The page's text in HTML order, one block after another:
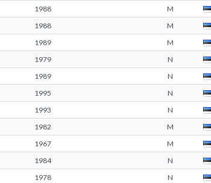
1988 M
1988 M
1989 M
1979 N
1989 N
1995 N
1993 N
1982 M
1967 M
1984 N
1978 N